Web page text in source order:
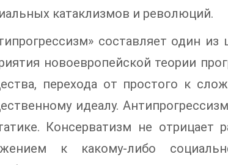
катаклизмов и революций.
составляет один
новоевропейской теории
перехода от простого к
идеалу.
Консерватизм не отрицает
к какому-либо